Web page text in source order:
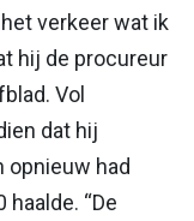
verkeer wat ik
hij de procureur
Vol
dat hij
opnieuw had
“De